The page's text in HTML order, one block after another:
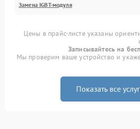
Замена IGBT-модуля
Цены в прайс-листе указаны
Записывайтесь на
Мы проверим ваше устройство и
Показать все